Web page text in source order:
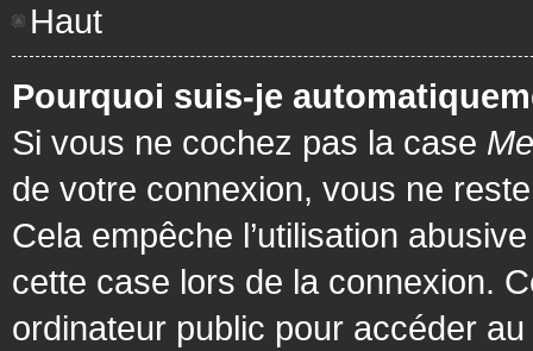
Haut
Pourquoi suis-je
Si vous ne cochez pas la case
de votre connexion, vous ne
Cela empêche l’utilisation
cette case lors de la connexion.
ordinateur public pour accéder